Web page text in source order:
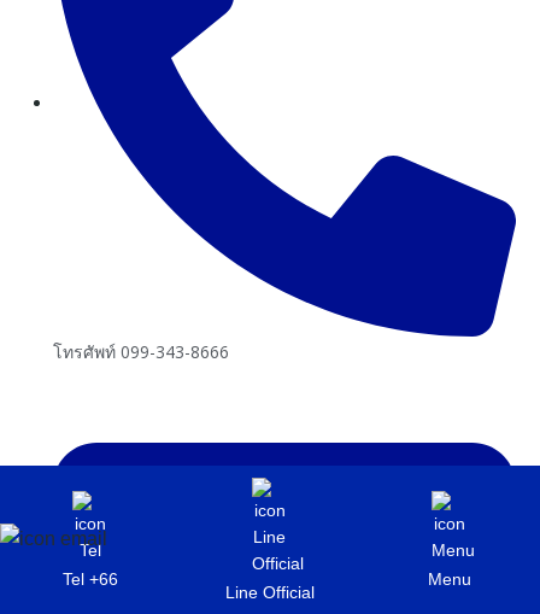
โทรศัพท์ 099-343-8666
Tel +66
Line Official
Menu